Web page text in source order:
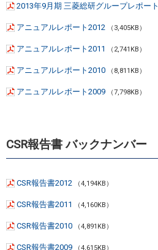
2013年9月期 三菱総研グループレポート
アニュアルレポート2012 （3,405KB）
アニュアルレポート2011 （2,741KB）
アニュアルレポート2010 （8,811KB）
アニュアルレポート2009 （7,798KB）
CSR報告書 バックナンバー
CSR報告書2012 （4,194KB）
CSR報告書2011 （4,160KB）
CSR報告書2010 （4,891KB）
CSR報告書2009 （4,615KB）